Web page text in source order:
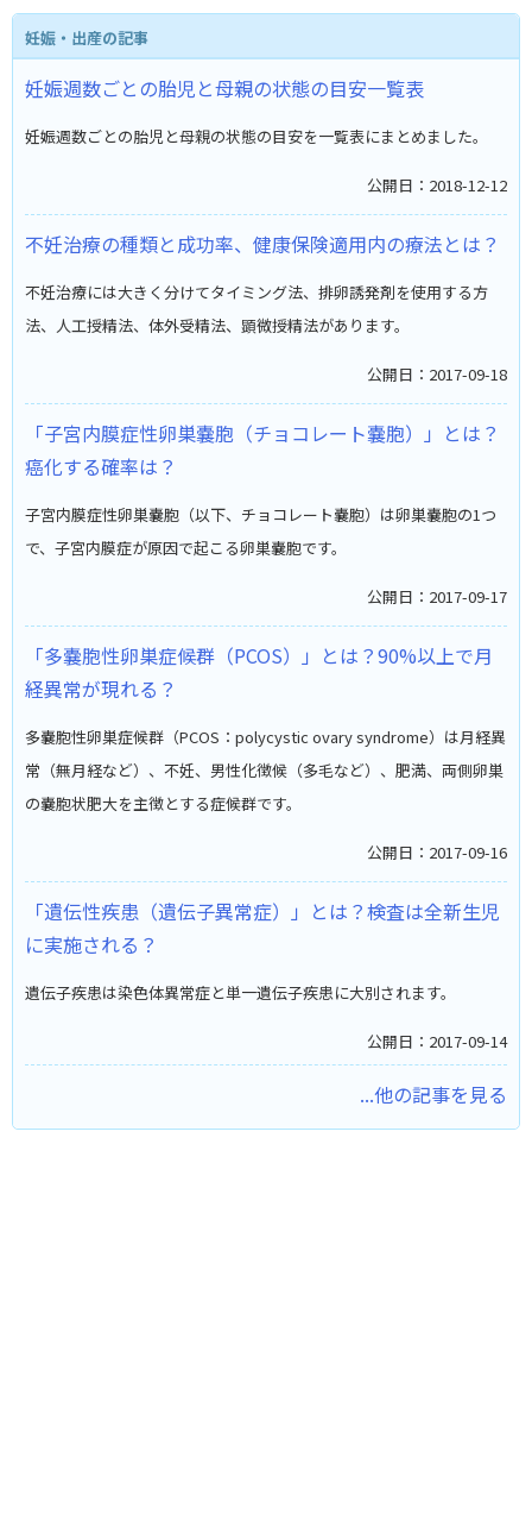
妊娠・出産の記事
妊娠週数ごとの胎児と母親の状態の目安一覧表
妊娠週数ごとの胎児と母親の状態の目安を一覧表にまとめました。
公開日：2018-12-12
不妊治療の種類と成功率、健康保険適用内の療法とは？
不妊治療には大きく分けてタイミング法、排卵誘発剤を使用する方
法、人工授精法、体外受精法、顕微授精法があります。
公開日：2017-09-18
「子宮内膜症性卵巣嚢胞（チョコレート嚢胞）」とは？
癌化する確率は？
子宮内膜症性卵巣嚢胞（以下、チョコレート嚢胞）は卵巣嚢胞の1つ
で、子宮内膜症が原因で起こる卵巣嚢胞です。
公開日：2017-09-17
「多嚢胞性卵巣症候群（PCOS）」とは？90%以上で月
経異常が現れる？
多嚢胞性卵巣症候群（PCOS：polycystic ovary syndrome）は月経異
常（無月経など）、不妊、男性化徴候（多毛など）、肥満、両側卵巣
の嚢胞状肥大を主徴とする症候群です。
公開日：2017-09-16
「遺伝性疾患（遺伝子異常症）」とは？検査は全新生児
に実施される？
遺伝子疾患は染色体異常症と単一遺伝子疾患に大別されます。
公開日：2017-09-14
...他の記事を見る